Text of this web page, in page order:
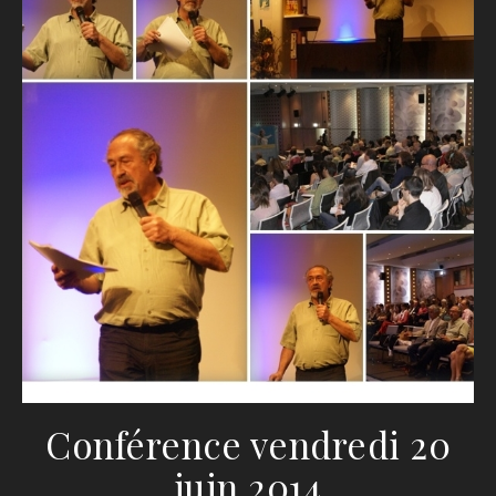
Conférence vendredi 20
juin 2014